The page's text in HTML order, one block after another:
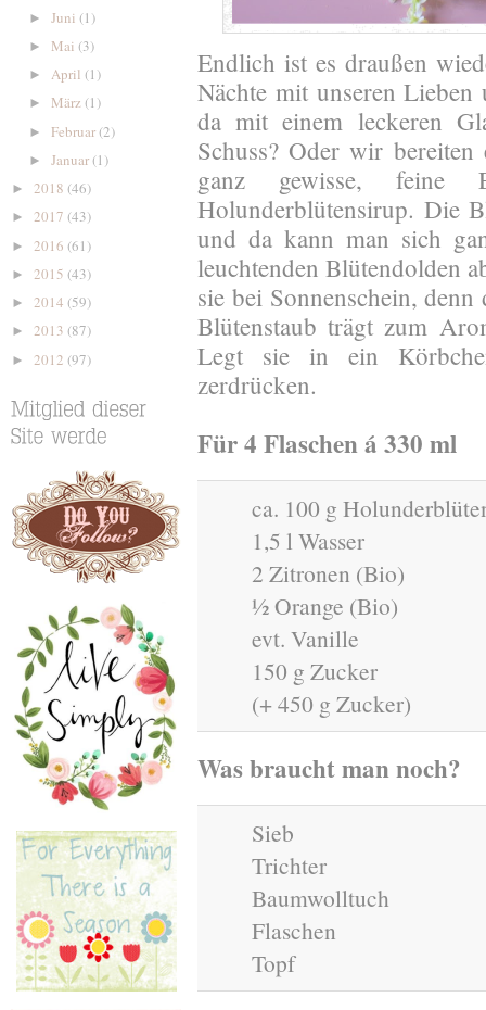
► Juni (1)
► Mai (3)
► April (1)
► März(1)
► Februar(2)
► Januar(1)
► 2018 (46)
► 2017 (43)
► 2016 (61)
► 2015 (43)
► 2014 (59)
► 2013 (87)
► 2012 (97)
Endlich ist es draußen
Nächte mit unseren
da mit einem leckeren
Schuss? Oder wir
ganz gewisse,
Holunderblütensirup. Die
und da kann man sich
leuchtenden Blütendolden
sie bei Sonnenschein,
Blütenstaub trägt zum
Legt sie in ein
zerdrücken.
Für 4 Flaschen á 330 ml
ca. 100 g
1,5 l Wasser
2 Zitronen (Bio)
½ Orange (Bio)
evt. Vanille
150 g Zucker
(+ 450 g Zucker)
Was braucht man noch?
Sieb
Trichter
Baumwolltuch
Flaschen
Topf